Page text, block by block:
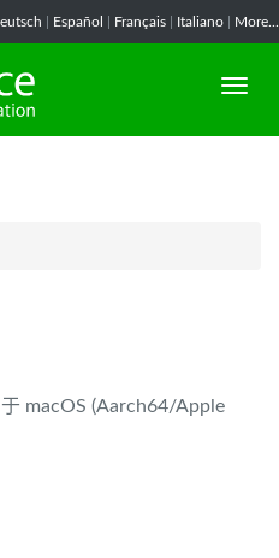
Español Français Italiano More...
macOS (Aarch64/Apple